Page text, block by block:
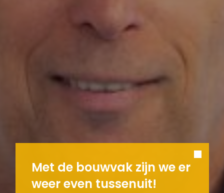
Met de bouwvak zijn we er
weer even tussenuit!